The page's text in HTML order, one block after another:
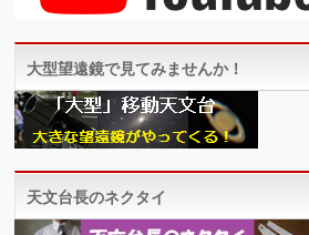
大型望遠鏡で見てみませんか！
天文台長のネクタイ